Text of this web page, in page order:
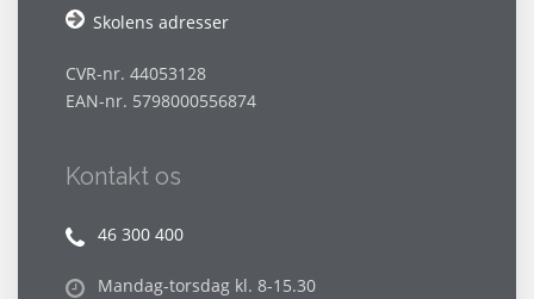
Skolens adresser
CVR-nr. 44053128
EAN-nr. 5798000556874
Kontakt os
46 300 400
Mandag-torsdag kl. 8-15.30